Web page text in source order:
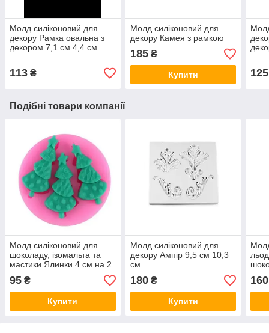
Молд силіконовий для
декору Рамка овальна з
декором 7,1 см 4,4 см
113 ₴
Молд силіконовий для
декору Камея з рамкою
185₴
Купити 125
Подібні товари компанії
Молд силіконовий для
шоколаду, ізомальта та
мастики Ялинки 4 см на 2
95 ₴
Купити
Молд силіконовий для
декору Ампір 9,5 см 10,3
см
180₴
Купити
160